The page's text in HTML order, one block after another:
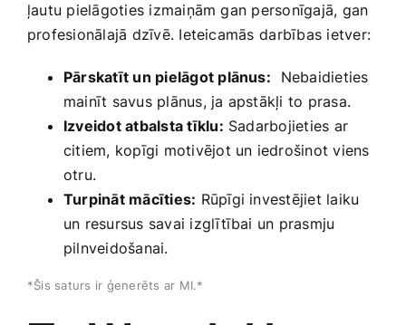
ļautu pielāgoties izmaiņām gan personīgajā, gan
profesionālajā dzīvē. Ieteicamās⁤ darbības ietver:
Pārskatīt un pielāgot plānus: ⁣ Nebaidieties
mainīt savus plānus, ja apstākļi to prasa.
Izveidot atbalsta tīklu: Sadarbojieties ar
citiem, kopīgi motivējot un iedrošinot viens
otru.
Turpināt mācīties: Rūpīgi investējiet laiku
un resursus savai izglītībai un prasmju
pilnveidošanai.
*Šis saturs ir ģenerēts ar⁤ MI.*